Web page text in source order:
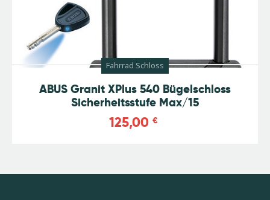
Fahrrad Schloss
ABUS Granit XPlus 540 Bügelschloss
Sicherheitsstufe Max/15
125,00 €